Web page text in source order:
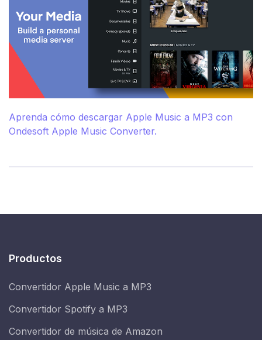
Aprenda cómo descargar Apple Music a MP3 con
Ondesoft Apple Music Converter.
Productos
Convertidor Apple Music a MP3
Convertidor Spotify a MP3
Convertidor de música de Amazon